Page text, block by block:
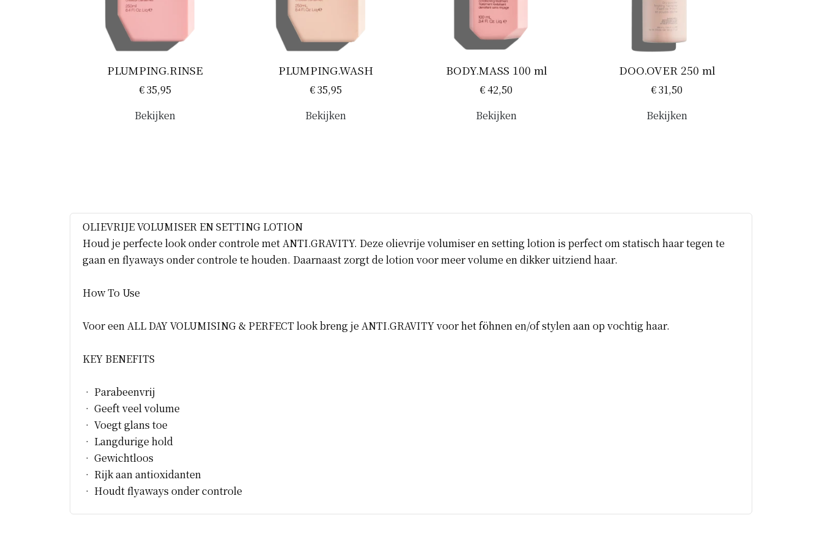
PLUMPING.RINSE
€ 35,95
Bekijken
PLUMPING.WASH
€ 35,95
Bekijken
BODY.MASS 100 ml
€ 42,50
Bekijken
DOO.OVER 250 ml
€ 31,50
Bekijken
OLIEVRIJE VOLUMISER EN SETTING LOTION
Houd je perfecte look onder controle met ANTI.GRAVITY. Deze olievrije volumiser en setting lotion is perfect om statisch haar tegen te
gaan en flyaways onder controle te houden. Daarnaast zorgt de lotion voor meer volume en dikker uitziend haar.
How To Use
Voor een ALL DAY VOLUMISING & PERFECT look breng je ANTI.GRAVITY voor het föhnen en/of stylen aan op vochtig haar.
KEY BENEFITS
• Parabeenvrij
• Geeft veel volume
• Voegt glans toe
• Langdurige hold
• Gewichtloos
• Rijk aan antioxidanten
• Houdt flyaways onder controle